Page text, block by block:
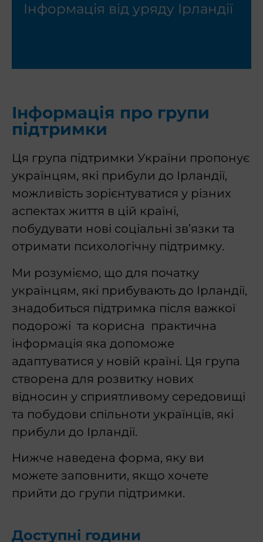
Інформація від уряду Ірландії
Інформація про групи
підтримки
Ця група підтримки України пропонує
українцям, які прибули до Ірландії,
можливість зорієнтуватися у різних
аспектах життя в цій країні,
побудувати нові соціальні зв’язки та
отримати психологічну підтримку.
Ми розуміємо, що для початку
українцям, які прибувають до Ірландії,
знадобиться підтримка після важкої
подорожі та корисна практична
інформація яка допоможе
адаптуватися у новій країні. Ця група
створена для розвитку нових
відносин у сприятливому середовищі
та побудови спільноти українців, які
прибули до Ірландії.
Нижче наведена форма, яку ви
можете заповнити, якщо хочете
прийти до групи підтримки.
Доступні години